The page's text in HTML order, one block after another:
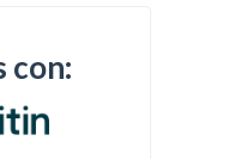
con: